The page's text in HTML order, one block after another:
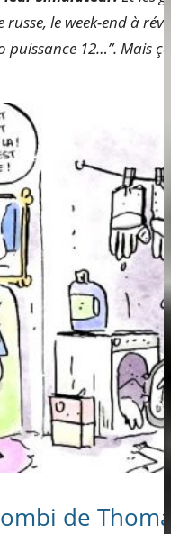
le week-end à
12…”. Mais
de